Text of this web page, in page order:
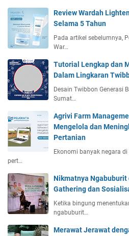
Review Wardah
Selama 5 Tahun
Pada artikel sebelumnya,
War…
Tutorial Lengkap dan
Dalam Lingkaran
Desain Twibbon Generasi
Sumat…
Agrivi Farm
Mengelola dan
Pertanian
Ekonomi banyak negara
pert…
Nikmatnya Ngabuburit
Gathering dan
Ketika bingung
ngabuburit…
Merawat Jerawat